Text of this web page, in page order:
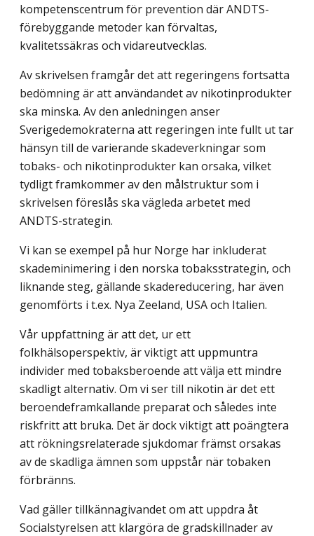
kompetenscentrum för prevention där ANDTS-
förebyggande metoder kan förvaltas,
kvalitetssäkras och vidareutvecklas.
Av skrivelsen framgår det att regeringens fortsatta
bedömning är att användandet av nikotinprodukter
ska minska. Av den anledningen anser
Sverigedemokraterna att reger­ingen inte fullt ut tar
hänsyn till de varierande skadeverkningar som
tobaks- och nikotin­produkter kan orsaka, vilket
tydligt framkommer av den målstruktur som i
skrivelsen föreslås ska vägleda arbetet med
ANDTS-strategin.
Vi kan se exempel på hur Norge har inkluderat
skademinimering i den norska tobaksstrategin, och
liknande steg, gällande skadereducering, har även
genomförts i t.ex. Nya Zeeland, USA och Italien.
Vår uppfattning är att det, ur ett
folkhälsoperspektiv, är viktigt att uppmuntra
individer med tobaksberoende att välja ett mindre
skadligt alternativ. Om vi ser till nikotin är det ett
beroendeframkallande preparat och således inte
riskfritt att bruka. Det är dock viktigt att poängtera
att rökningsrelaterade sjukdomar främst orsakas
av de skadliga ämnen som uppstår när tobaken
förbränns.
Vad gäller tillkännagivandet om att uppdra åt
Socialstyrelsen att klargöra de grad­skillnader av